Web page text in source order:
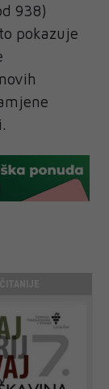
938)
pokazuje